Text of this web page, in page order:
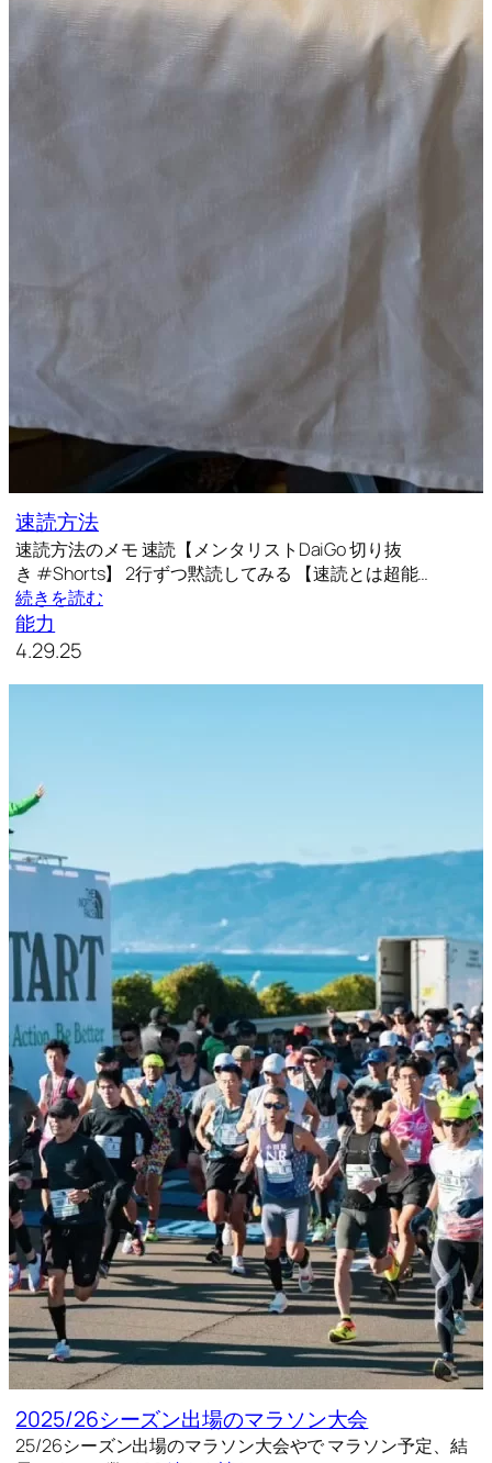
速読方法
速読方法のメモ 速読【メンタリストDaiGo 切り抜
き #Shorts】 2行ずつ黙読してみる 【速読とは超能…
続きを読む
能力
4.29.25
2025/26シーズン出場のマラソン大会
25/26シーズン出場のマラソン大会やで マラソン予定、結